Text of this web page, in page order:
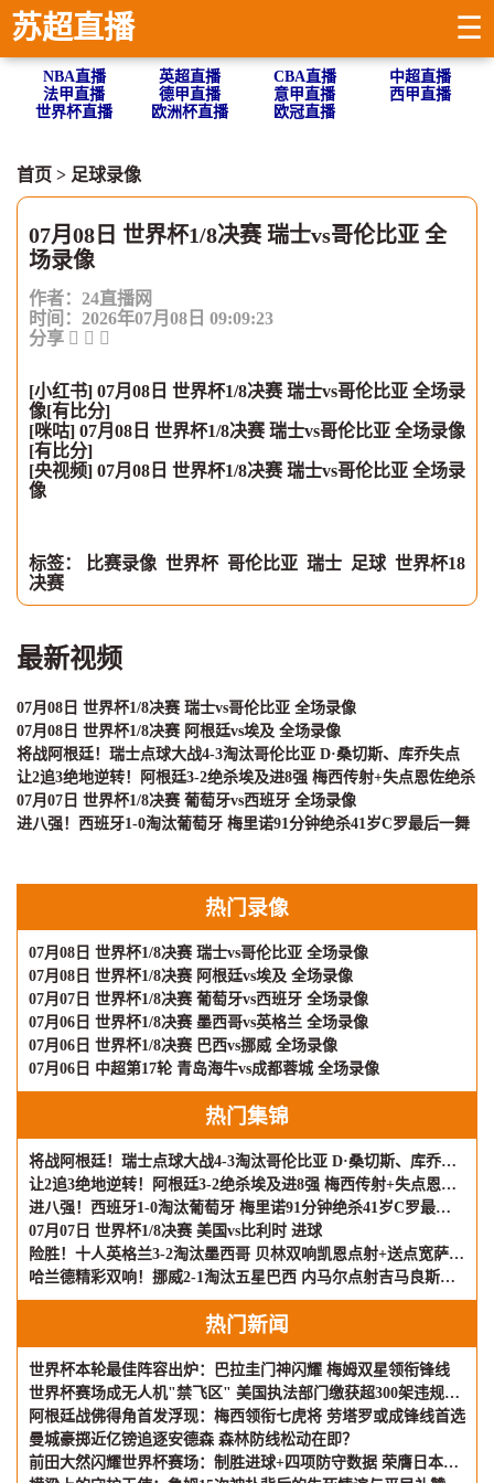
苏超直播 ☰
NBA直播 英超直播 CBA直播
中超直播
法甲直播
德甲直播 意甲直播
西甲直播
世界杯直播
欧洲杯直播 欧冠直播
首页 > 足球录像
07月08日 世界杯1/8决赛 瑞士vs哥伦比亚 全
场录像
作者：24直播网
时间：2026年07月08日 09:09:23
分享
[小红书] 07月08日 世界杯1/8决赛 瑞士vs哥伦比亚 全场录
像[有比分]
[咪咕] 07月08日 世界杯1/8决赛 瑞士vs哥伦比亚 全场录像
[有比分]
[央视频] 07月08日 世界杯1/8决赛 瑞士vs哥伦比亚 全场录
像
标签： 比赛录像 世界杯 哥伦比亚 瑞士 足球 世界杯18
决赛
最新视频
07月08日 世界杯1/8决赛 瑞士vs哥伦比亚 全场录像
07月08日 世界杯1/8决赛 阿根廷vs埃及 全场录像
将战阿根廷！瑞士点球大战4-3淘汰哥伦比亚 D·桑切斯、库乔失点
让2追3绝地逆转！阿根廷3-2绝杀埃及进8强 梅西传射+失点恩佐绝杀
07月07日 世界杯1/8决赛 葡萄牙vs西班牙 全场录像
进八强！西班牙1-0淘汰葡萄牙 梅里诺91分钟绝杀41岁C罗最后一舞
热门录像
07月08日 世界杯1/8决赛 瑞士vs哥伦比亚 全场录像
07月08日 世界杯1/8决赛 阿根廷vs埃及 全场录像
07月07日 世界杯1/8决赛 葡萄牙vs西班牙 全场录像
07月06日 世界杯1/8决赛 墨西哥vs英格兰 全场录像
07月06日 世界杯1/8决赛 巴西vs挪威 全场录像
07月06日 中超第17轮 青岛海牛vs成都蓉城 全场录像
热门集锦
将战阿根廷！瑞士点球大战4-3淘汰哥伦比亚 D·桑切斯、库乔失点
让2追3绝地逆转！阿根廷3-2绝杀埃及进8强 梅西传射+失点恩佐绝杀
进八强！西班牙1-0淘汰葡萄牙 梅里诺91分钟绝杀41岁C罗最后一舞
07月07日 世界杯1/8决赛 美国vs比利时 进球
险胜！十人英格兰3-2淘汰墨西哥 贝林双响凯恩点射+送点宽萨直红
哈兰德精彩双响！挪威2-1淘汰五星巴西 内马尔点射吉马良斯失点
热门新闻
世界杯本轮最佳阵容出炉：巴拉圭门神闪耀 梅姆双星领衔锋线
世界杯赛场成无人机"禁飞区" 美国执法部门缴获超300架违规飞行器
阿根廷战佛得角首发浮现：梅西领衔七虎将 劳塔罗或成锋线首选
曼城豪掷近亿镑追逐安德森 森林防线松动在即？
前田大然闪耀世界杯赛场：制胜进球+四项防守数据 荣膺日本队评分王